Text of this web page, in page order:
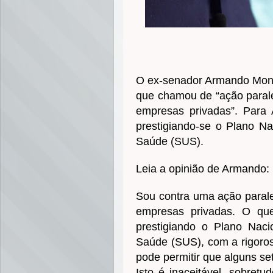
O ex-senador Armando
que chamou de “ação
empresas privadas”.
prestigiando-se o Plano
Saúde (SUS).
Leia a opinião de Armando:
Sou contra uma ação
empresas privadas. O
prestigiando o Plano
Saúde (SUS), com a
pode permitir que alguns